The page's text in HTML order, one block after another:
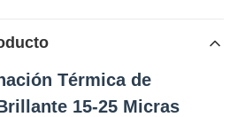
Térmica de
15-25 Micras